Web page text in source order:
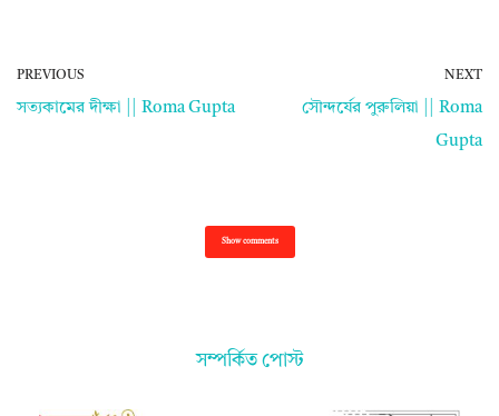
PREVIOUS
সত্যকামের দীক্ষা || Roma Gupta
NEXT
সৌন্দর্যের পুরুলিয়া || Roma
Gupta
Show comments
সম্পর্কিত পোস্ট